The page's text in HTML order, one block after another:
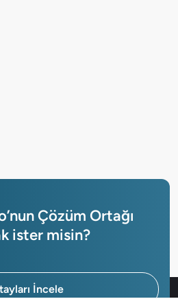
Çözüm Ortağı
ister misin?
İncele